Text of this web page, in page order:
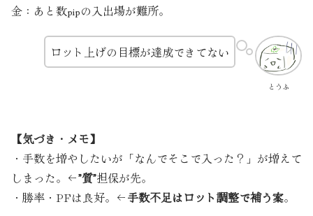
金：あと数pipの入出場が難所。
とうふ
ロット上げの目標が達成できてない
【気づき・メモ】
・手数を増やしたいが「なんでそこで入った？」が増えて
しまった。←”質”担保が先。
・勝率・PFは良好。←手数不足はロット調整で補う案。